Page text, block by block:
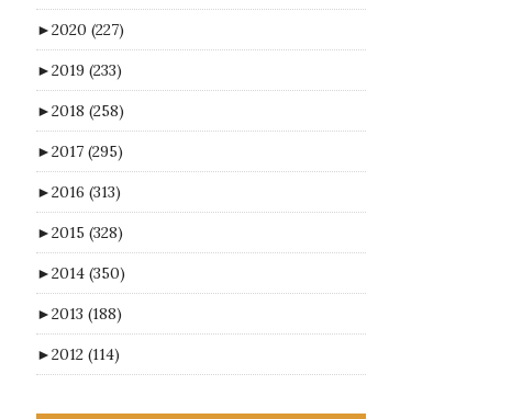
►2020 (227)
►2019 (233)
►2018 (258)
►2017 (295)
►2016 (313)
►2015 (328)
►2014 (350)
►2013 (188)
►2012 (114)